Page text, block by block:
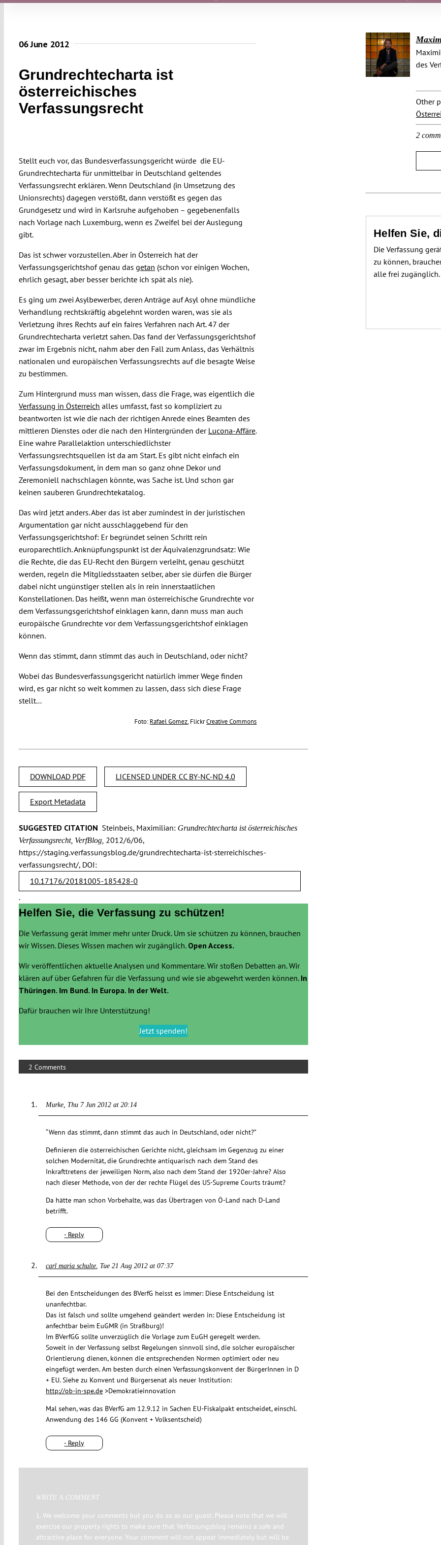
06 June 2012
Grundrechtecharta ist
österreichisches
Verfassungsrecht
Stellt euch vor, das Bundesverfassungsgericht würde die EU-
Grundrechtecharta für unmittelbar in Deutschland geltendes
Verfassungsrecht erklären. Wenn Deutschland (in Umsetzung des
Unionsrechts) dagegen verstößt, dann verstößt es gegen das
Grundgesetz und wird in Karlsruhe aufgehoben – gegebenenfalls
nach Vorlage nach Luxemburg, wenn es Zweifel bei der Auslegung
gibt.
Das ist schwer vorzustellen. Aber in Österreich hat der
Verfassungsgerichtshof genau das getan (schon vor einigen Wochen,
ehrlich gesagt, aber besser berichte ich spät als nie).
Es ging um zwei Asylbewerber, deren Anträge auf Asyl ohne mündliche
Verhandlung rechtskräftig abgelehnt worden waren, was sie als
Verletzung ihres Rechts auf ein faires Verfahren nach Art. 47 der
Grundrechtecharta verletzt sahen. Das fand der Verfassungsgerichtshof
zwar im Ergebnis nicht, nahm aber den Fall zum Anlass, das Verhältnis
nationalen und europäischen Verfassungsrechts auf die besagte Weise
zu bestimmen.
Zum Hintergrund muss man wissen, dass die Frage, was eigentlich die
Verfassung in Österreich alles umfasst, fast so kompliziert zu
beantworten ist wie die nach der richtigen Anrede eines Beamten des
mittleren Dienstes oder die nach den Hintergründen der Lucona-Affäre.
Eine wahre Parallelaktion unterschiedlichster
Verfassungsrechtsquellen ist da am Start. Es gibt nicht einfach ein
Verfassungsdokument, in dem man so ganz ohne Dekor und
Zeremoniell nachschlagen könnte, was Sache ist. Und schon gar
keinen sauberen Grundrechtekatalog.
Das wird jetzt anders. Aber das ist aber zumindest in der juristischen
Argumentation gar nicht ausschlaggebend für den
Verfassungsgerichtshof: Er begründet seinen Schritt rein
europarechtlich. Anknüpfungspunkt ist der Äquivalenzgrundsatz: Wie
die Rechte, die das EU-Recht den Bürgern verleiht, genau geschützt
werden, regeln die Mitgliedsstaaten selber, aber sie dürfen die Bürger
dabei nicht ungünstiger stellen als in rein innerstaatlichen
Konstellationen. Das heißt, wenn man österreichische Grundrechte vor
dem Verfassungsgerichtshof einklagen kann, dann muss man auch
europäische Grundrechte vor dem Verfassungsgerichtshof einklagen
können.
Wenn das stimmt, dann stimmt das auch in Deutschland, oder nicht?
Wobei das Bundesverfassungsgericht natürlich immer Wege finden
wird, es gar nicht so weit kommen zu lassen, dass sich diese Frage
stellt…
Foto: Rafael Gomez, FlickrCreative Commons
DOWNLOAD PDF LICENSED UNDER CC BY-NC-ND 4.0
Export Metadata
SUGGESTED CITATION Steinbeis, Maximilian:Grundrechtecharta ist österreichisches
Verfassungsrecht, VerfBlog, 2012/6/06,
https://staging.verfassungsblog.de/grundrechtecharta-ist-sterreichisches-
verfassungsrecht/, DOI:
10.17176/20181005-185428-0
.
Helfen Sie, die Verfassung zu schützen!
Die Verfassung gerät immer mehr unter Druck. Um sie schützen zu können, brauchen
wir Wissen. Dieses Wissen machen wir zugänglich. Open Access.
Wir veröffentlichen aktuelle Analysen und Kommentare. Wir stoßen Debatten an. Wir
klären auf über Gefahren für die Verfassung und wie sie abgewehrt werden können. In
Thüringen. Im Bund. In Europa. In der Welt.
Dafür brauchen wir Ihre Unterstützung!
Jetzt spenden!
2 Comments
Murke Thu 7 Jun 2012 at 20:14
- Reply
“Wenn das stimmt, dann stimmt das auch in Deutschland, oder nicht?”
Definieren die österreichischen Gerichte nicht, gleichsam im Gegenzug zu einer
solchen Modernität, die Grundrechte antiquarisch nach dem Stand des
Inkrafttretens der jeweiligen Norm, also nach dem Stand der 1920er-Jahre? Also
nach dieser Methode, von der der rechte Flügel des US-Supreme Courts träumt?
Da hätte man schon Vorbehalte, was das Übertragen von Ö-Land nach D-Land
betrifft.
carl maria schulte Tue 21 Aug 2012 at 07:37
- Reply
Bei den Entscheidungen des BVerfG heisst es immer: Diese Entscheidung ist
unanfechtbar.
Das ist falsch und sollte umgehend geändert werden in: Diese Entscheidung ist
anfechtbar beim EuGMR (in Straßburg)!
Im BVerfGG sollte unverzüglich die Vorlage zum EuGH geregelt werden.
Soweit in der Verfassung selbst Regelungen sinnvoll sind, die solcher europäischer
Orientierung dienen, können die entsprechenden Normen optimiert oder neu
eingefügt werden. Am besten durch einen Verfassungskonvent der BürgerInnen in D
+ EU. Siehe zu Konvent und Bürgersenat als neuer Institution:
http://ob-in-spe.de>Demokratieinnovation
Mal sehen, was das BVerfG am 12.9.12 in Sachen EU-Fiskalpakt entscheidet, einschl.
Anwendung des 146 GG (Konvent + Volksentscheid)
WRITE A COMMENT
1. We welcome your comments but you do so as our guest. Please note that we will
exercise our property rights to make sure that Verfassungsblog remains a safe and
attractive place for everyone. Your comment will not appear immediately but will be
des
Other
2
Helfen Sie,
Die Verfassung
zu können,
alle frei zugänglich.